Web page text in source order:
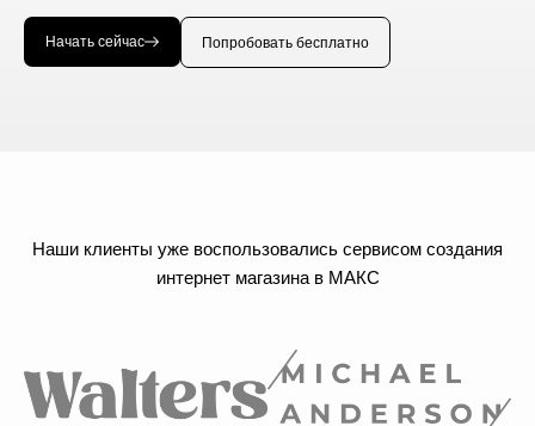
Начать сейчас Попробовать бесплатно
Наши клиенты уже воспользовались сервисом создания
интернет магазина в МАКС